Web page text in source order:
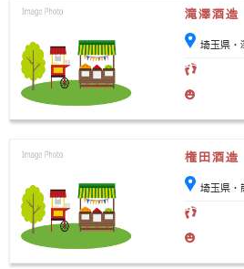
滝澤酒造
埼玉県・
権田酒造
埼玉県・